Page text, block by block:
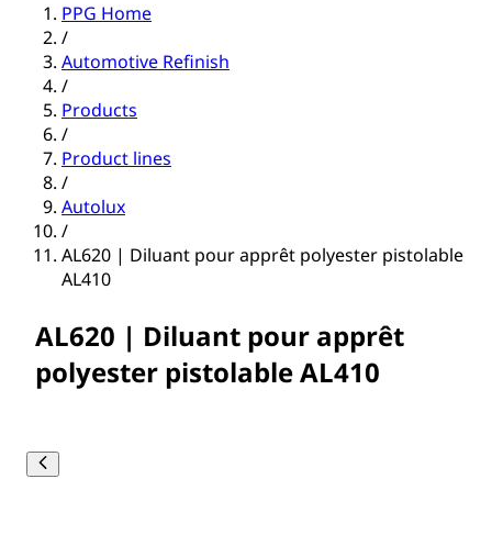
PPG Home
/
Automotive Refinish
/
Products
/
Product lines
/
Autolux
/
AL620 | Diluant pour apprêt polyester pistolable
AL410
AL620 | Diluant pour apprêt
polyester pistolable AL410